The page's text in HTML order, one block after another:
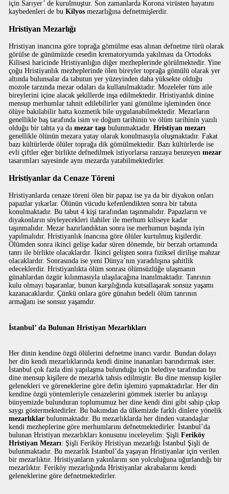
için Sarıyer’ de kurulmuştur. Son zamanlarda Korona virüsten hayatını
kaybedenleri de buKilyos mezarlığına defnetmişlerdir.
Hristiyan Mezarlığı
Hristiyan inancına göre toprağa gömülme esas alınan defnetme türü olarak
görülse de günümüzde cesedin krematoryumda yakılması da Ortodoks
Kilisesi haricinde Hristiyanlığın diğer mezheplerinde görülmektedir. Yine
çoğu Hristiyanlık mezheplerinde ölen bireyler toprağa gömülü olarak yer
altında bulunsalar da tabutun yer yüzeyinden daha yüksekte olduğu
mozole tarzında mezar odaları da kullanılmaktadır. Mozeleler tüm aile
bireylerini içine alacak şekillerde inşa edilmektedir. Hristiyanlık dinine
mensup merhumlar tahnit edilebilirler yani gömülme işleminden önce
ölüye bakılabilir hatta kozmetik bile uygulanabilmektedir. Mezarların
genellikle baş tarafında isim ve doğum tarihinin ve ölüm tarihinin yazılı
olduğu bir tahta ya damezar taşı bulunmaktadır.Hristiyan mezarı
genellikle ölünün mezara yatay olarak konulmasıyla oluşmaktadır. Fakat
bazı kültürlerde ölüler toprağa dik gömülmektedir. Bazı kültürlerde ise
evli çiftler eğer birlikte defnedilmek istiyorlarsa ranzaya benzeyenmezar
tasarımları sayesinde aynı mezarda yatabilmektedirler.
Hristiyanlar da Cenaze Töreni
Hristiyanlarda cenaze töreni ölen bir papaz ise ya da bir diyakon onları
papazlar yıkarlar. Ölünün vücudu kefenlendikten sonra bir tabuta
konulmaktadır. Bu tabut 4 kişi tarafından taşınmalıdır. Papazların ve
diyakonların söyleyecekleri ilahiler ile merhum kiliseye kadar
taşınmalıdır. Mezar hazırlandıktan sonra ise merhumun başında iyin
yapılmalıdır. Hristiyanlık inancına göre ölüler kurtulmuş kişilerdir.
Ölümden sonra ikinci gelişe kadar süren dönemde, bir berzah ortamında
tanrı ile birlikte olacaklardır. İkinci gelişten sonra fiziksel dirilişe mahzar
olacaklardır. Sonrasında ise yeni Dünya’nın yaradılışına şahitlik
edeceklerdir. Hristiyanlıkta ölüm sonrası ölümsüzlüğe ulaşmanın
günahlardan özgür kılınmasıyla ulaşılacağına inanılmaktadır. Tanrının
kulu olmayı başaranlar, bunun karşılığında kutsallaşarak sonsuz yaşamı
kazanacaklardır. Çünkü onlara göre günahın bedeli ölüm tanrının
armağanı ise sonsuz yaşamdır.
İstanbul’ da Bulunan Hristiyan Mezarlıkları
Her dinin kendine özgü ölülerini defnetme inancı vardır. Bundan dolayı
her din kendi mezarlıklarında kendi dinine inananları barındırmak ister.
İstanbul çok fazla dini yapılaşma bulunduğu için belediye tarafından bu
dine mensup kişilere de mezarlık tahsis edilmiştir. Bu dine mensup kişiler
gelenekleri ve göreneklerine göre defin işlemini yapmaktadırlar. Her din
kendine özgü yöntemleriyle cenazelerini gömmek isterler bu anlayışı
bünyemizde bulunduran toplumumuz her dine kendi dini gibi sahip çıkıp
saygı göstermektedirler. Bu bakımdan da ülkemizde farklı dinlere yönelik
mezarlıklar bulunmaktadır. Bu mezarlıklarda her dinden vatandaşlar
kendi mezheplerine göre merhumlarını defnetmektedirler. İstanbul’da
bulunan Hristiyan mezarlıkları konusunu inceleyelim: ŞişliFeriköy
Hristiyan Mezarı: Şişli Feriköy Hristiyan mezarlığı İstanbul Şişli de
bulunmaktadır. Bu mezarlık İstanbul’da yaşayan Hristiyanlar için verilen
bir mezarlıktır. Hristiyanların yakınlarını son yolculuğuna uğurlandığı bir
mezarlıktır. Feriköy mezarlığında Hristiyanlar akrabalarını kendi
geleneklerine göre defnetmektedirler.